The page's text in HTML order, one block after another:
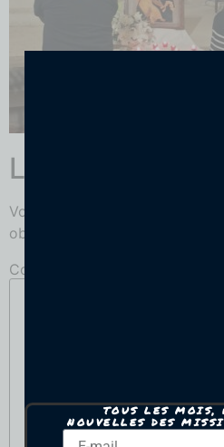
Laisser un
Votre adresse e-mail ne sera
obligatoires sont indiqués avec
Commentaire
TOUS LES MOIS,
NOUVELLES DES